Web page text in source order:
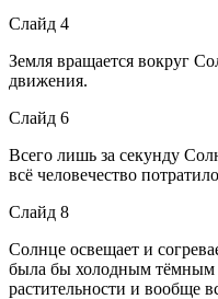
Слайд 4
Земля вращается вокруг
движения.
Слайд 6
Всего лишь за секунду
всё человечество
Слайд 8
Солнце освещает и
была бы холодным
растительности и вообще